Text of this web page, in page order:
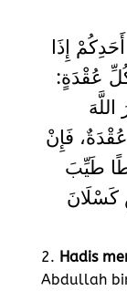
عُقْدَةٍ:
فَإِنْ
طَيِّبَ
2. Hadis
Abdullah